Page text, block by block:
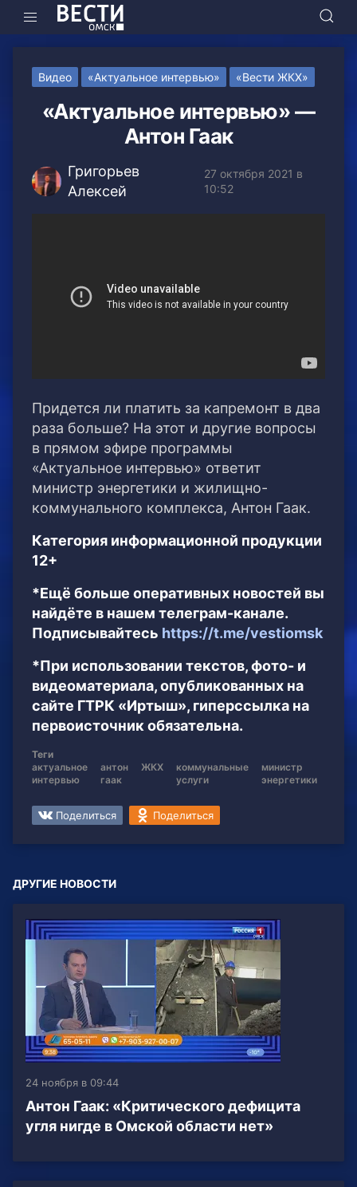
Видео «Актуальное интервью» «Вести ЖКХ»
«Актуальное интервью» —
Антон Гаак
Григорьев
Алексей
27 октября 2021 в
10:52
Придется ли платить за капремонт в два
раза больше? На этот и другие вопросы
в прямом эфире программы
«Актуальное интервью» ответит
министр энергетики и жилищно-
коммунального комплекса, Антон Гаак.
Категория информационной продукции
12+
*Ещё больше оперативных новостей вы
найдёте в нашем телеграм-канале.
Подписывайтесь https://t.me/vestiomsk
*При использовании текстов, фото- и
видеоматериала, опубликованных на
сайте ГТРК «Иртыш», гиперссылка на
первоисточник обязательна.
Теги
актуальное
интервью
антон
гаак
ЖКХ
коммунальные
услуги
министр
энергетики
Поделиться Поделиться
ДРУГИЕ НОВОСТИ
24 ноября в 09:44
Антон Гаак: «Критического дефицита
угля нигде в Омской области нет»